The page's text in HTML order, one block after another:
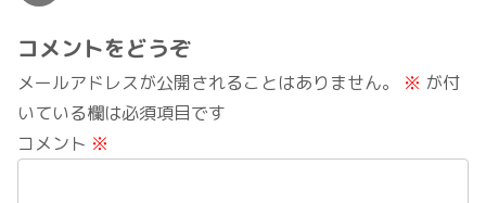
コメントをどうぞ
メールアドレスが公開されることはありません。 ※ が付
いている欄は必須項目です
コメント ※